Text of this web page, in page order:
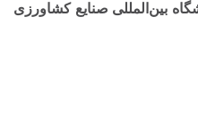
بین‌المللی صنایع کشاورزی